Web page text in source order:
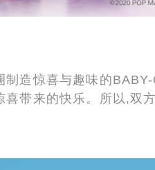
造惊喜与趣味的
带来的快乐。所以,双